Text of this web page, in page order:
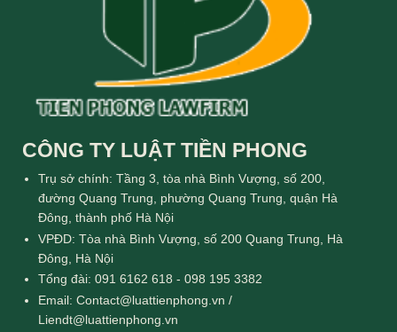
CÔNG TY LUẬT TIỀN PHONG
Trụ sở chính: Tầng 3, tòa nhà Bình Vượng, số 200,
đường Quang Trung, phường Quang Trung, quận Hà
Đông, thành phố Hà Nội
VPĐD: Tòa nhà Bình Vượng, số 200 Quang Trung, Hà
Đông, Hà Nội
Tổng đài: 091 6162 618 - 098 195 3382
Email: Contact@luattienphong.vn /
Liendt@luattienphong.vn